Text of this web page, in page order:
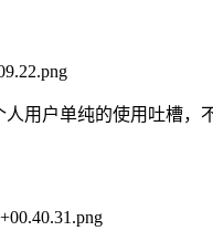
用户单纯的使用吐槽，